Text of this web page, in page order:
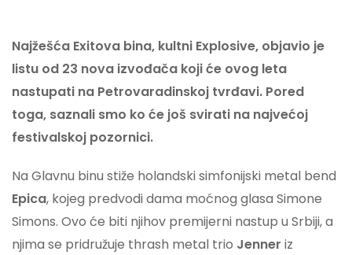
Najžešća Exitova bina, kultni Explosive, objavio je
listu od 23 nova izvođača koji će ovog leta
nastupati na Petrovaradinskoj tvrđavi. Pored
toga, saznali smo ko će još svirati na najvećoj
festivalskoj pozornici.
Na Glavnu binu stiže holandski simfonijski metal bend
Epica, kojeg predvodi dama moćnog glasa Simone
Simons. Ovo će biti njihov premijerni nastup u Srbiji, a
njima se pridružuje thrash metal trio Jenner iz